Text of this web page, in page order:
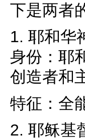
下是两者
1. 耶和华
身份：耶
创造者和
特征：全
2. 耶稣基